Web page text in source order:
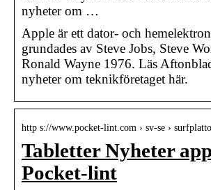
nyheter om …
Apple är ett dator- och
grundades av Steve Jobs, Steve
Ronald Wayne 1976. Läs
nyheter om teknikföretaget här.
http s://www.pocket-lint.com › sv-se ›
Tabletter Nyheter
Pocket-lint